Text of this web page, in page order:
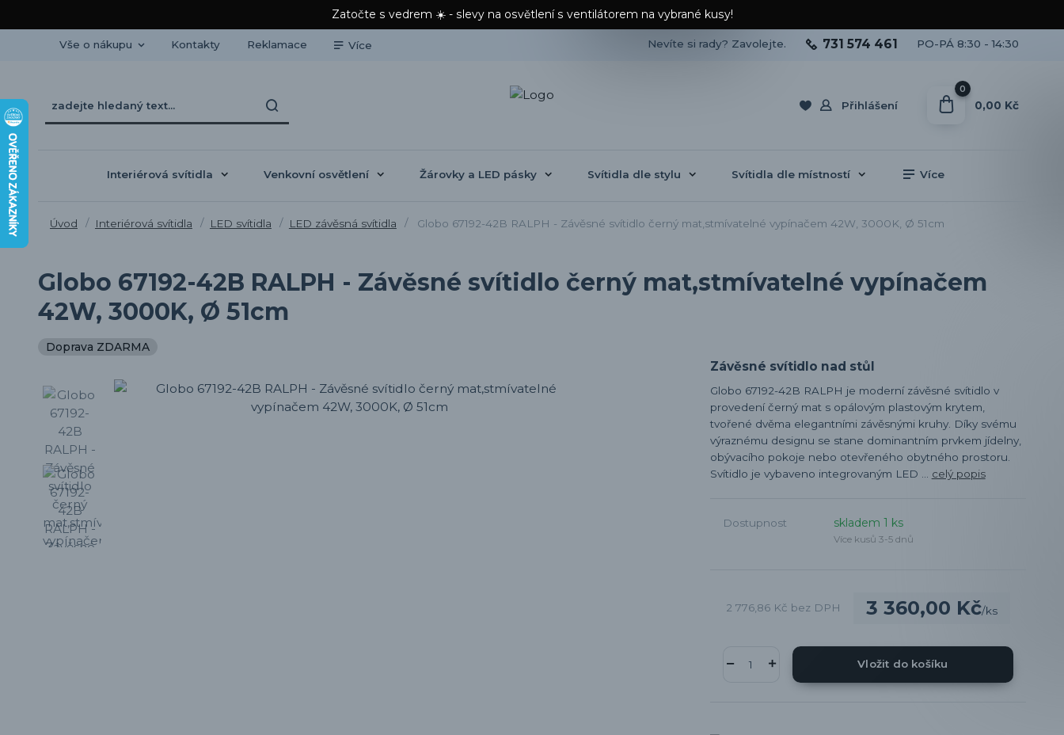
Zatočte s vedrem ☀️ - slevy na osvětlení s ventilátorem na vybrané kusy!
Vše o nákupu Kontakty Reklamace Více
Přihlášení
Nevíte si rady? Zavolejte. 731 574 461 PO-PÁ 8:30 - 14:30
0
0,00 Kč
Interiérová svítidla Venkovní osvětlení Žárovky a LED pásky Svítidla dle stylu Svítidla dle místností Více
Úvod Interiérová svítidla LED svítidla LED závěsná svítidla Globo 67192-42B RALPH - Závěsné svítidlo černý mat,stmívatelné vypínačem 42W, 3000K, Ø 51cm
Globo 67192-42B RALPH - Závěsné svítidlo černý mat,stmívatelné vypínačem
42W, 3000K, Ø 51cm
Doprava ZDARMA
Závěsné svítidlo nad stůl
Globo 67192-42B RALPH je moderní závěsné svítidlo v
provedení černý mat s opálovým plastovým krytem,
tvořené dvěma elegantními závěsnými kruhy. Díky svému
výraznému designu se stane dominantním prvkem jídelny,
obývacího pokoje nebo otevřeného obytného prostoru.
Svítidlo je vybaveno integrovaným LED ... celý popis
Dostupnost skladem 1 ks
Více kusů 3-5 dnů
3 360,00 Kč/ks
2 776,86 Kč bez DPH
Vložit do košíku